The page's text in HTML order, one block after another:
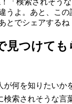
「検索されそう
うよ。あと、こ
とでシェアするね
見つけて
何を知りたいか
索されそうな言